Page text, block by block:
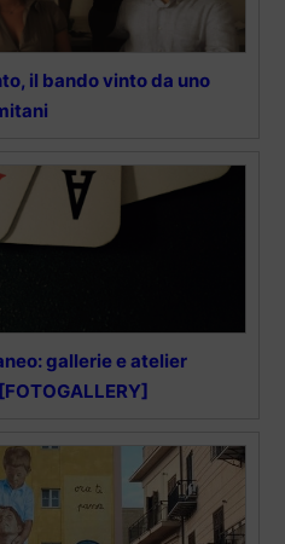
il bando vinto da uno
gallerie e atelier